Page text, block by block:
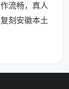
流畅，真人
刻安徽本土